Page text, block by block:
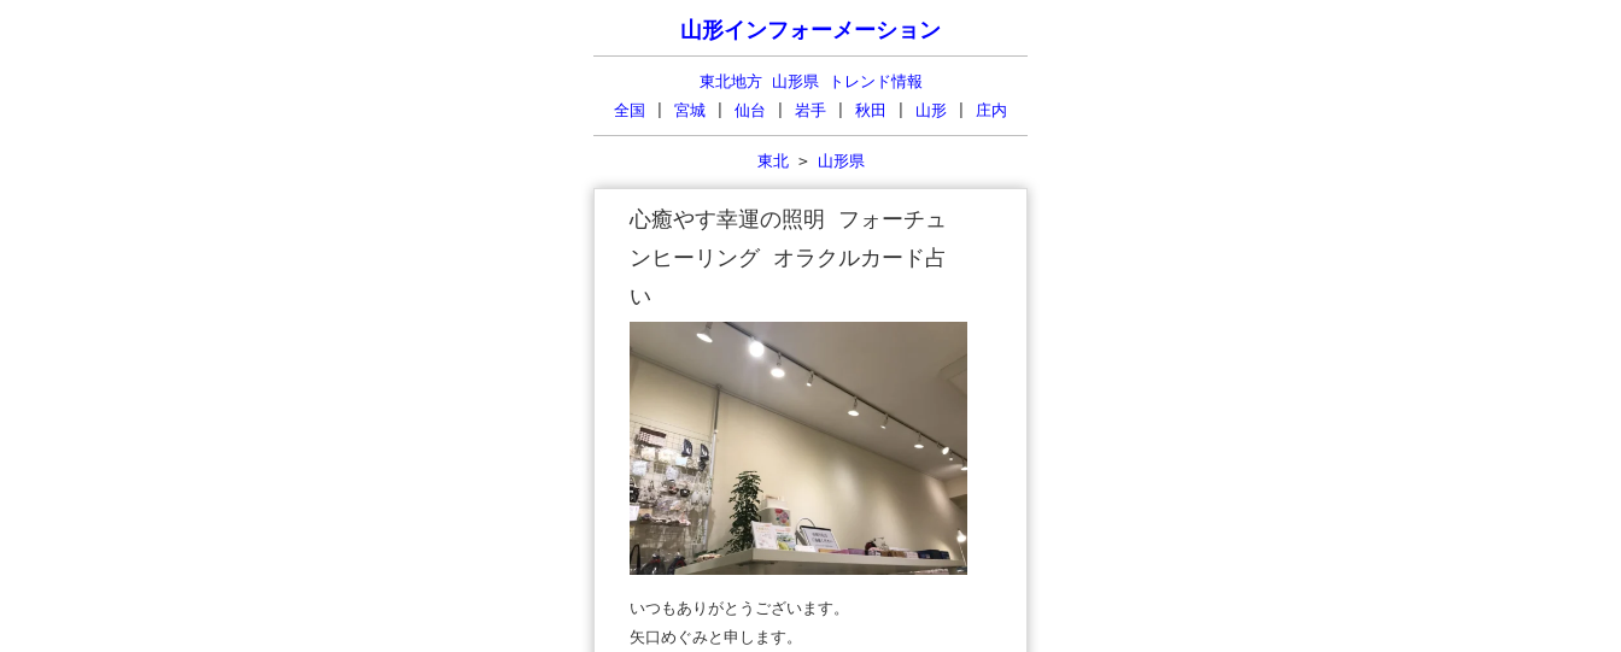
山形インフォーメーション
東北地方 山形県 トレンド情報
全国
宮城 仙台 岩手 秋田 山形 庄内
東北> 山形県
心癒やす幸運の照明 フォーチュ
ンヒーリング オラクルカード占
い
いつもありがとうございます。
矢口めぐみと申します。